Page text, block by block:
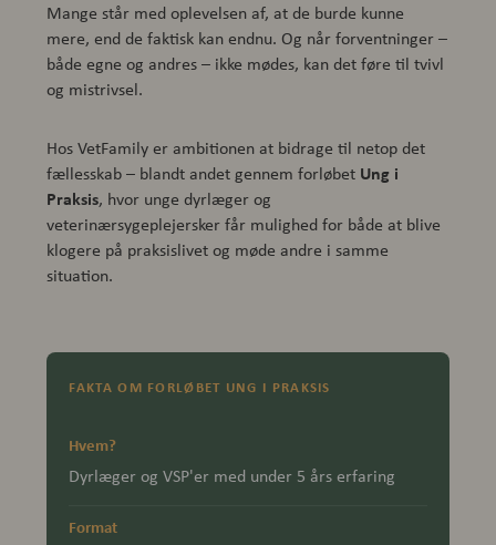
Mange står med oplevelsen af, at de burde kunne
mere, end de faktisk kan endnu. Og når forventninger –
både egne og andres – ikke mødes, kan det føre til tvivl
og mistrivsel.
Hos VetFamily er ambitionen at bidrage til netop det
fællesskab – blandt andet gennem forløbet Ung i
Praksis, hvor unge dyrlæger og
veterinærsygeplejersker får mulighed for både at blive
klogere på praksislivet og møde andre i samme
situation.
FAKTA OM FORLØBET UNG I PRAKSIS
Hvem?
Dyrlæger og VSP'er med under 5 års erfaring
Format